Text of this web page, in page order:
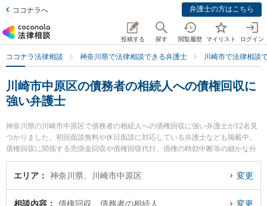
ココナラへ 弁護士の方はこちら
投稿する 探す 閲覧履歴 マイリスト ログイン
ココナラ法律相談 神奈川県で法律相談できる弁護士 川崎市で法律相談
川崎市中原区の債務者の相続人への債権回収に
強い弁護士
神奈川県の川崎市中原区で債務者の相続人への債権回収に強い弁護士が12名見
つかりました。初回面談無料や休日面談に対応している弁護士なども掲載中。
債権回収に関係する売掛金回収や債権回収代行、債権の時効中断等の細かな分
野での絞り込み検索もでき便利です。特に日本クレアス弁護士法人 武蔵小杉支
店の小野寺 和哉弁護士や武蔵小杉つばき法律事務所の太田 彩佳弁護士、橋本崇
エリア 神奈川県、川崎市中原区 変更
相談内容 債権回収、債務者の相続人 変更